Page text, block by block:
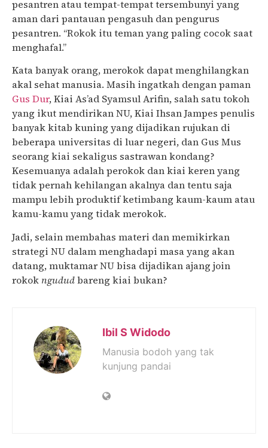
pesantren atau tempat-tempat tersembunyi yang
aman dari pantauan pengasuh dan pengurus
pesantren. “Rokok itu teman yang paling cocok saat
menghafal.”
Kata banyak orang, merokok dapat menghilangkan
akal sehat manusia. Masih ingatkah dengan paman
Gus Dur, Kiai As’ad Syamsul Arifin, salah satu tokoh
yang ikut mendirikan NU, Kiai Ihsan Jampes penulis
banyak kitab kuning yang dijadikan rujukan di
beberapa universitas di luar negeri, dan Gus Mus
seorang kiai sekaligus sastrawan kondang?
Kesemuanya adalah perokok dan kiai keren yang
tidak pernah kehilangan akalnya dan tentu saja
mampu lebih produktif ketimbang kaum-kaum atau
kamu-kamu yang tidak merokok.
Jadi, selain membahas materi dan memikirkan
strategi NU dalam menghadapi masa yang akan
datang, muktamar NU bisa dijadikan ajang join
rokok ngududbareng kiai bukan?
Ibil S Widodo
Manusia bodoh yang tak
kunjung pandai